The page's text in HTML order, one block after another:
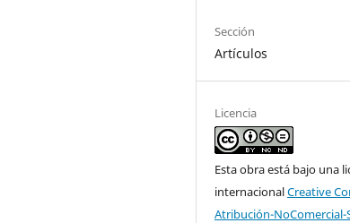
Sección
Artículos
Licencia
Esta obra está bajo una
internacionalCreative
Atribución-NoComercial-